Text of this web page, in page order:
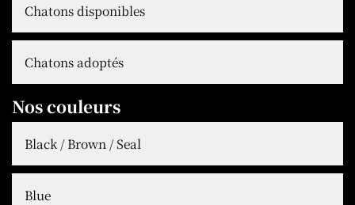
Chatons disponibles
Chatons adoptés
Nos couleurs
Black / Brown / Seal
Blue